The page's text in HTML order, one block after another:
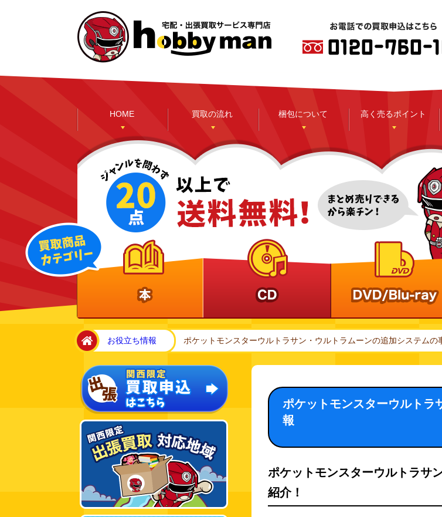
HOME 買取の流れ 梱包について 高く売るポイント
homeお役立ち情報 ポケットモンスターウルトラサン・ウルトラムーンの追加システムの
ポケットモンスターウルトラ
報
ポケットモンスターウルトラサ
紹介！